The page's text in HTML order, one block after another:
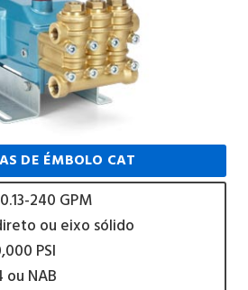
DE ÉMBOLO CAT
240 GPM
ou eixo sólido
PSI
ou NAB